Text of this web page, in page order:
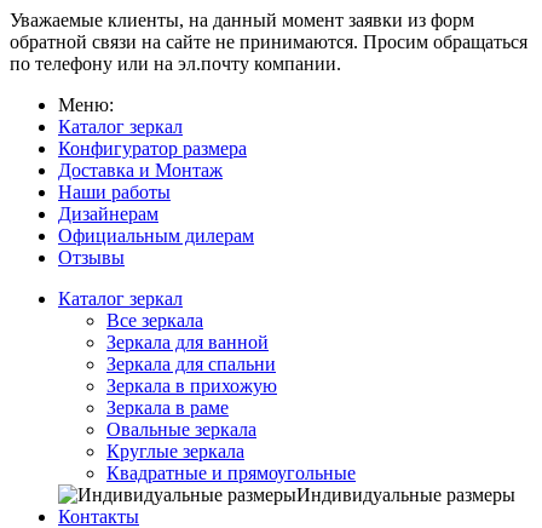
Уважаемые клиенты, на данный момент заявки из форм
обратной связи на сайте не принимаются. Просим обращаться
по телефону или на эл.почту компании.
Меню:
Каталог зеркал
Конфигуратор размера
Доставка и Монтаж
Наши работы
Дизайнерам
Официальным дилерам
Отзывы
Каталог зеркал
Все зеркала
Зеркала для ванной
Зеркала для спальни
Зеркала в прихожую
Зеркала в раме
Овальные зеркала
Круглые зеркала
Квадратные и прямоугольные
Индивидуальные размеры
Контакты